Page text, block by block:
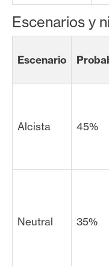
Escenarios y
Escenario
Alcista 45%
Neutral 35%